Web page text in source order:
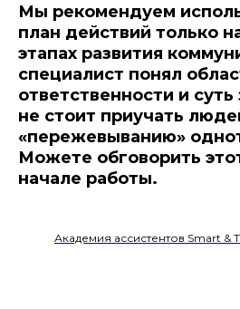
Мы рекомендуем
план действий только
этапах развития
специалист понял
ответственности и
не стоит приучать
«пережевыванию»
Можете обговорить
начале работы.
Академия ассистентов Smart &